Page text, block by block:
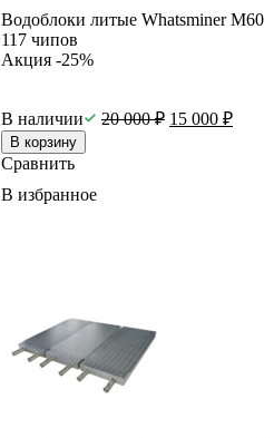
Водоблоки литые Whatsminer M60
117 чипов
Акция -25%
В наличии 20 000₽ 15 000 ₽
В корзину
Сравнить
В избранное